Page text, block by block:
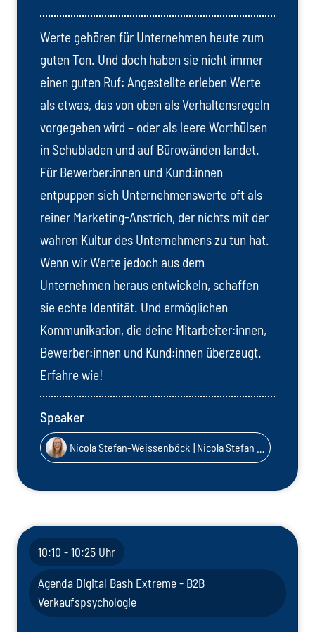
Werte gehören für Unternehmen heute zum
guten Ton. Und doch haben sie nicht immer
einen guten Ruf: Angestellte erleben Werte
als etwas, das von oben als Verhaltensregeln
vorgegeben wird – oder als leere Worthülsen
in Schubladen und auf Bürowänden landet.
Für Bewerber:innen und Kund:innen
entpuppen sich Unternehmenswerte oft als
reiner Marketing-Anstrich, der nichts mit der
wahren Kultur des Unternehmens zu tun hat.
Wenn wir Werte jedoch aus dem
Unternehmen heraus entwickeln, schaffen
sie echte Identität. Und ermöglichen
Kommunikation, die deine Mitarbeiter:innen,
Bewerber:innen und Kund:innen überzeugt.
Erfahre wie!
Speaker
Nicola Stefan-Weissenböck | Nicola Stefan | Wertebotschaften
10:10 - 10:25 Uhr
Agenda Digital Bash Extreme - B2B
Verkaufspsychologie